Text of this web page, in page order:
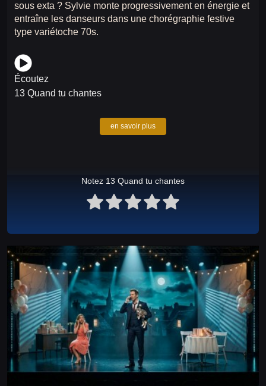
sous exta ? Sylvie monte progressivement en énergie et
entraîne les danseurs dans une chorégraphie festive
type variétoche 70s.
Écoutez
13 Quand tu chantes
en savoir plus
Notez 13 Quand tu chantes